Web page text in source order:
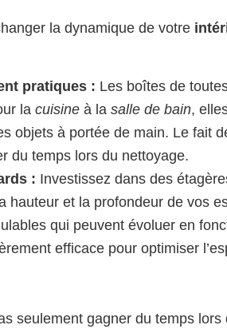
la dynamique de votre
pratiques : Les boîtes de
la cuisine à la salle de bain,
objets à portée de main. Le fait
du temps lors du nettoyage.
: Investissez dans des
hauteur et la profondeur de vos
qui peuvent évoluer en
efficace pour optimiser
seulement gagner du temps lors